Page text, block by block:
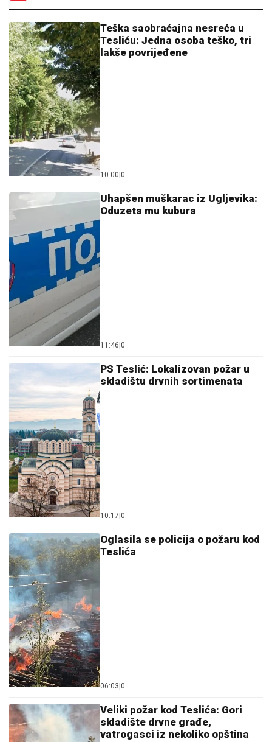
Teška saobraćajna nesreća u
Tesliću: Jedna osoba teško, tri
lakše povrijeđene
10:00 0
Uhapšen muškarac iz Ugljevika:
Oduzeta mu kubura
11:46 0
PS Teslić: Lokalizovan požar u
skladištu drvnih sortimenata
10:17 0
Oglasila se policija o požaru kod
Teslića
06:03 0
Veliki požar kod Teslića: Gori
skladište drvne građe,
vatrogasci iz nekoliko opština